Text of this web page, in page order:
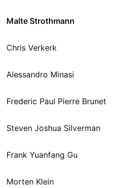
Malte Strothmann
Chris Verkerk
Alessandro Minasi
Frederic Paul Pierre Brunet
Steven Joshua Silverman
Frank Yuanfang Gu
Morten Klein